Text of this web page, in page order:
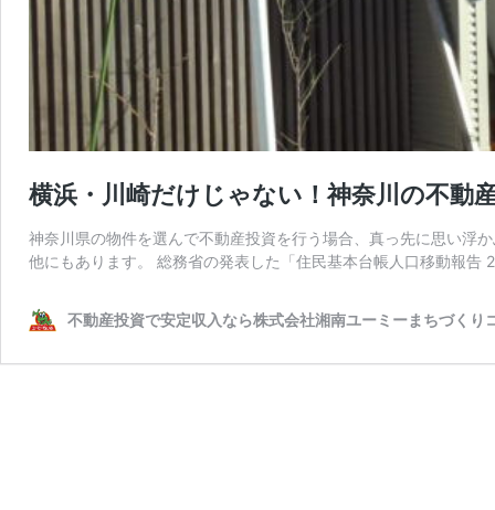
横浜・川崎だけじゃない！神奈川の不動
神奈川県の物件を選んで不動産投資を行う場合、真っ先に思い浮
他にもあります。 総務省の発表した「住民基本台帳人口移動報
不動産投資で安定収入なら株式会社湘南ユーミーまちづくり